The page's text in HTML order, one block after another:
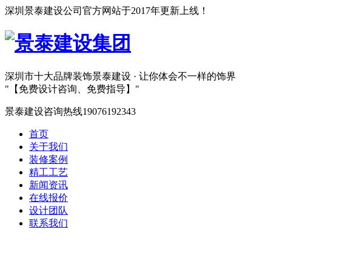
深圳景泰建设公司官方网站于2017年更新上线！
深圳市十大品牌装饰景泰建设 · 让你体会不一样的饰界
【免费设计咨询、免费指导】
景泰建设咨询热线19076192343
首页
关于我们
装修案例
精工工艺
新闻资讯
在线报价
设计团队
联系我们